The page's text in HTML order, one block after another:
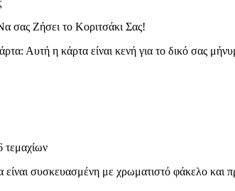
σας Ζήσει το Κοριτσάκι Σας!
Αυτή η κάρτα είναι κενή για το δικό σας
τεμαχίων
είναι συσκευασμένη με χρωματιστό φάκελο και